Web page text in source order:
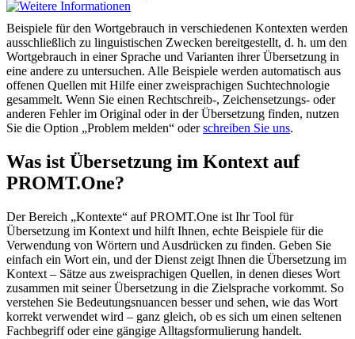
Beispiele für den Wortgebrauch in verschiedenen Kontexten werden
ausschließlich zu linguistischen Zwecken bereitgestellt, d. h. um den
Wortgebrauch in einer Sprache und Varianten ihrer Übersetzung in
eine andere zu untersuchen. Alle Beispiele werden automatisch aus
offenen Quellen mit Hilfe einer zweisprachigen Suchtechnologie
gesammelt. Wenn Sie einen Rechtschreib-, Zeichensetzungs- oder
anderen Fehler im Original oder in der Übersetzung finden, nutzen
Sie die Option „Problem melden“ oderschreiben Sie uns.
Was ist Übersetzung im Kontext auf
PROMT.One?
Der Bereich „Kontexte“ auf PROMT.One ist Ihr Tool für
Übersetzung im Kontext und hilft Ihnen, echte Beispiele für die
Verwendung von Wörtern und Ausdrücken zu finden. Geben Sie
einfach ein Wort ein, und der Dienst zeigt Ihnen die Übersetzung im
Kontext – Sätze aus zweisprachigen Quellen, in denen dieses Wort
zusammen mit seiner Übersetzung in die Zielsprache vorkommt. So
verstehen Sie Bedeutungsnuancen besser und sehen, wie das Wort
korrekt verwendet wird – ganz gleich, ob es sich um einen seltenen
Fachbegriff oder eine gängige Alltagsformulierung handelt.